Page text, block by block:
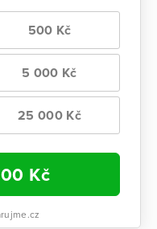
500 Kč
5 000 Kč
25 000 Kč
Kč